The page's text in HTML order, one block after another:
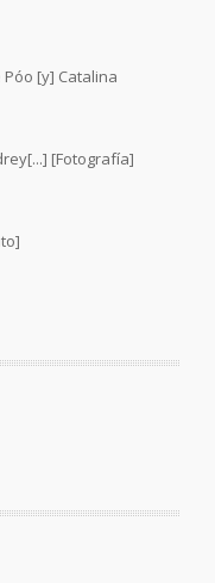
[y] Catalina
[Fotografía]